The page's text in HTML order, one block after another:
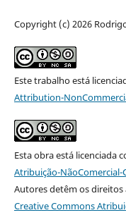
Copyright (c) 2026
Este trabalho está
Attribution-
Esta obra está licenciada
Atribuição-
Autores detêm os
Creative Commons